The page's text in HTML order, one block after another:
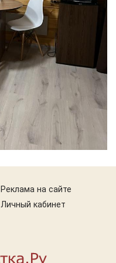
Реклама на сайте
Личный кабинет